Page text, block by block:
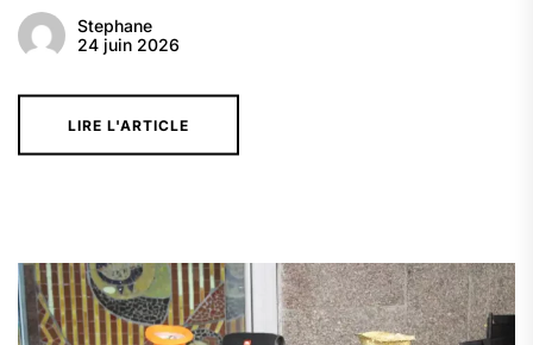
Stephane
24 juin 2026
LIRE L'ARTICLE